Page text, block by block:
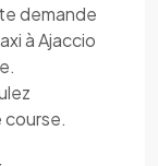
demande
à Ajaccio